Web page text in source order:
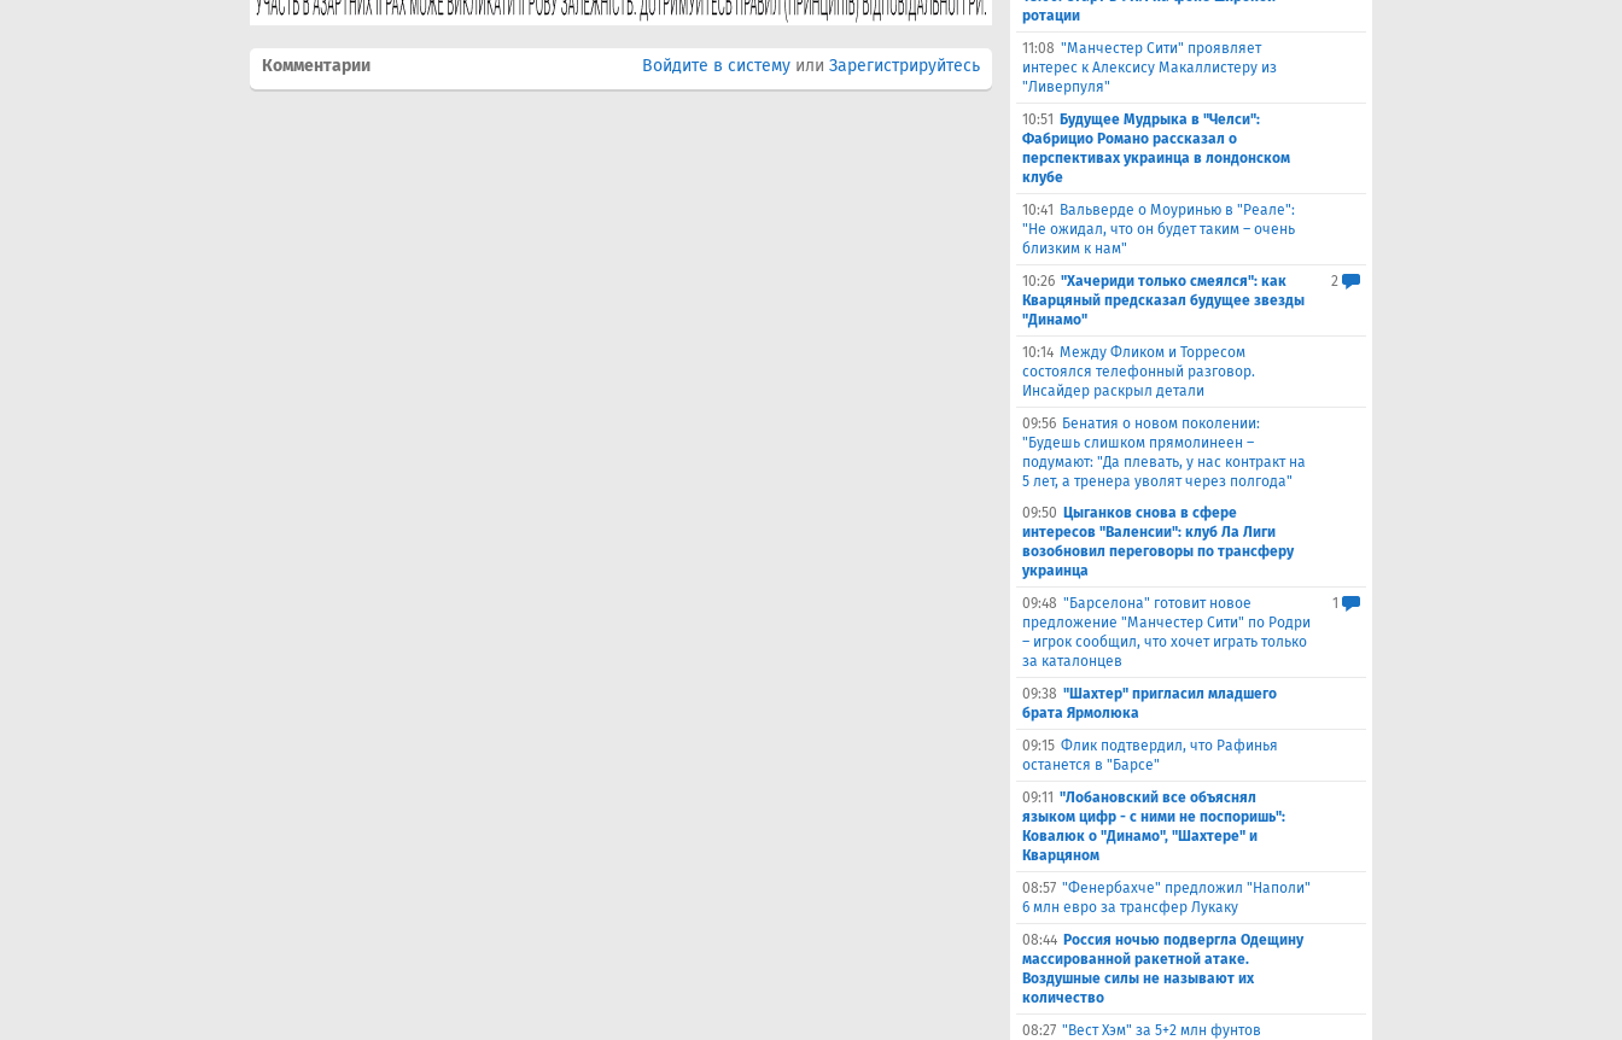
Комментарии Войдите в систему или Зарегистрируйтесь
ротации
11:08 "Манчестер Сити" проявляет
интерес к Алексису Макаллистеру из
"Ливерпуля"
10:51
Будущее Мудрыка в "Челси":
Фабрицио Романо рассказал о
перспективах украинца в лондонском
клубе
10:41
Вальверде о Моуринью в "Реале":
"Не ожидал, что он будет таким – очень
близким к нам"
10:26 "Хачериди только смеялся": как
Кварцяный предсказал будущее звезды
"Динамо"
2
10:14 Между Фликом и Торресом
состоялся телефонный разговор.
Инсайдер раскрыл детали
09:56 Бенатия о новом поколении:
"Будешь слишком прямолинеен –
подумают: "Да плевать, у нас контракт на
5 лет, а тренера уволят через полгода"
09:50 Цыганков снова в сфере
интересов "Валенсии": клуб Ла Лиги
возобновил переговоры по трансферу
украинца
09:48 ​"Барселона" готовит новое
предложение "Манчестер Сити" по Родри
– игрок сообщил, что хочет играть только
за каталонцев
1
09:38 "Шахтер" пригласил младшего
брата Ярмолюка
09:15 Флик подтвердил, что Рафинья
останется в "Барсе"
09:11 "Лобановский все объяснял
языком цифр - с ними не поспоришь":
Ковалюк о "Динамо", "Шахтере" и
Кварцяном
08:57 "Фенербахче" предложил "Наполи"
6 млн евро за трансфер Лукаку
08:44 Россия ночью подвергла Одещину
массированной ракетной атаке.
Воздушные силы не называют их
количество
08:27 "Вест Хэм" за 5+2 млн фунтов